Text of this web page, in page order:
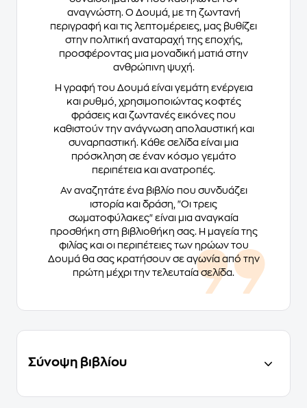
αναγνώστη. Ο Δουμά, με τη ζωντανή
περιγραφή και τις λεπτομέρειες, μας βυθίζει
στην πολιτική αναταραχή της εποχής,
προσφέροντας μια μοναδική ματιά στην
ανθρώπινη ψυχή.
Η γραφή του Δουμά είναι γεμάτη ενέργεια
και ρυθμό, χρησιμοποιώντας κοφτές
φράσεις και ζωντανές εικόνες που
καθιστούν την ανάγνωση απολαυστική και
συναρπαστική. Κάθε σελίδα είναι μια
πρόσκληση σε έναν κόσμο γεμάτο
περιπέτεια και ανατροπές.
Αν αναζητάτε ένα βιβλίο που συνδυάζει
ιστορία και δράση, "Οι τρεις
σωματοφύλακες" είναι μια αναγκαία
προσθήκη στη βιβλιοθήκη σας. Η μαγεία της
φιλίας και οι περιπέτειες των ηρώων του
Δουμά θα σας κρατήσουν σε αγωνία από την
πρώτη μέχρι την τελευταία σελίδα.
Σύνοψη βιβλίου